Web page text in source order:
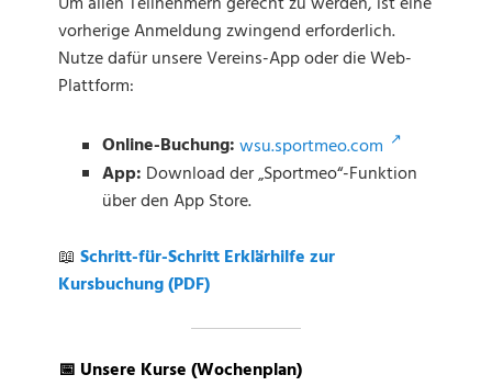
vorherige Anmeldung zwingend erforderlich.
Nutze dafür unsere Vereins-App oder die Web-
Plattform:
Online-Buchung:wsu.sportmeo.com ↗
App: Download der „Sportmeo“-Funktion
über den App Store.
📖Schritt-für-Schritt Erklärhilfe zur
Kursbuchung (PDF)
📅 Unsere Kurse (Wochenplan)